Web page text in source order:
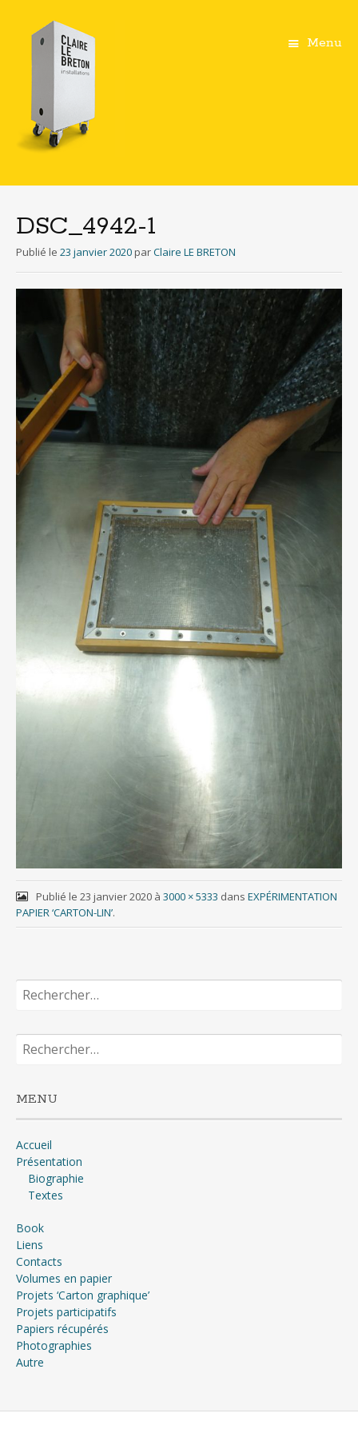
Menu
principal
DSC_4942-1
Publié le 23 janvier 2020 parClaire LE BRETON
Publié le 23 janvier 2020à 3000 × 5333 dans EXPÉRIMENTATION
PAPIER ‘CARTON-LIN’.
MENU
Accueil
Présentation
Biographie
Textes
Book
Liens
Contacts
Volumes en papier
Projets ‘Carton graphique’
Projets participatifs
Papiers récupérés
Photographies
Autre